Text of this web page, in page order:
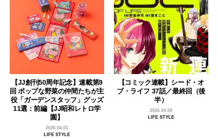
【JJ創刊50周年記念】連載第9
回 ポップな野菜の仲間たちが主
役「ガーデンスタッフ」グッズ
11選：前編【JJ昭和レトロ学
園】
2026.04.01
LIFE STYLE
【コミック連載】シード・オ
ブ・ライフ 37話／最終回（後
半）
2026.04.09
LIFE STYLE